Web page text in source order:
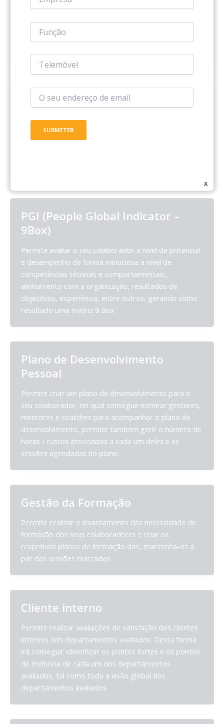
colaborador, facilitando o acompanhamento do seu
desenvolvimento profissional e a gestão das suas
Férias
Permite que o colaborador realize a marcação de
férias através do Portal do Colaborador e que as
mesmas sejam aprovadas diretamente através do
PGI (People Global Indicator –
9Box)
Permite avaliar o seu colaborador a nível de potencial
e desempenho de forma minuciosa a nível de
competências técnicas e comportamentais,
alinhamento com a organização, resultados de
objecitvos, experiência, entre outros, gerando como
resultado uma matriz 9 Box
Plano de Desenvolvimento
Pessoal
Permite criar um plano de desenvolvimento para o
seu colaborador, no qual consegue nomear gestores,
mentores e coatches para acompanhar o plano de
desenvolvimento, permite também gerir o número de
horas / custos associados a cada um deles e as
sessões agendadas no plano.
Gestão da Formação
Permite realizar o levantamento das necessidade de
formação dos seus colaboradores e criar os
respetivos planos de formação dos, mantenha-os a
par das sessões marcadas
Cliente interno
Permite realizar avaliações de satisfação dos clientes
internos dos departamentos avaliados. Desta forma
irá conseguir identificar os pontos fortes e os pontos
de melhoria de cada um dos departamentos
avaliados, tal como toda a visão global dos
departamentos avaliados.
X